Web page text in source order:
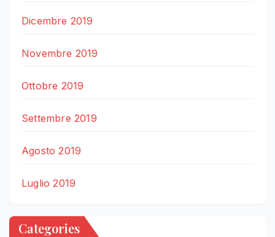
Dicembre 2019
Novembre 2019
Ottobre 2019
Settembre 2019
Agosto 2019
Luglio 2019
Categories